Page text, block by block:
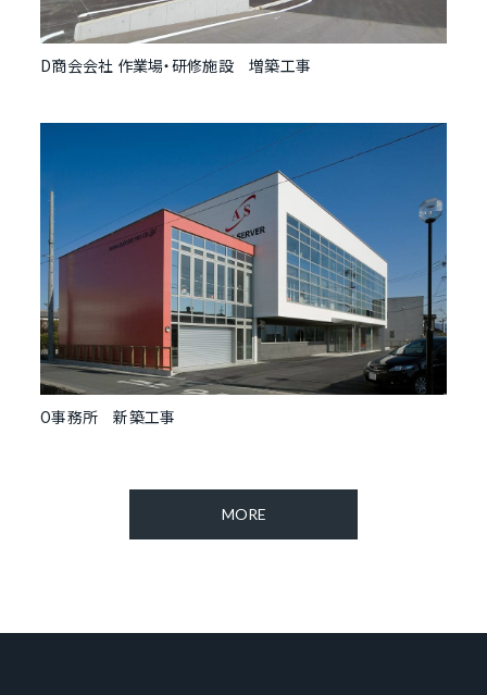
D商会会社 作業場・研修施設 増築工事
O事務所 新築工事
MORE